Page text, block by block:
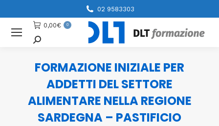
02 9583303
0,00€ 0
Cerca
FORMAZIONE INIZIALE PER
ADDETTI DEL SETTORE
ALIMENTARE NELLA REGIONE
SARDEGNA – PASTIFICIO